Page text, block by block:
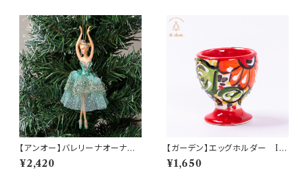
【アンオー】バレリーナオーナメ
ント(ブルー)(hr-10601-enhau
t)
¥2,420
【ガーデン】エッグホルダー IV
ANROS(イバンロス) (am-L
EVP4611)
¥1,650